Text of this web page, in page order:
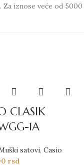
iznose veće od 5000
CLASIK
1A
satovi, Casio
rsd